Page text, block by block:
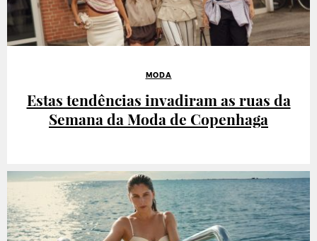
MODA
Estas tendências invadiram as ruas da
Semana da Moda de Copenhaga